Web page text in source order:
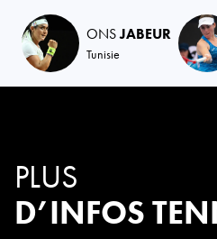
ONSJABEUR
Tunisie
PLUS
D’INFOS